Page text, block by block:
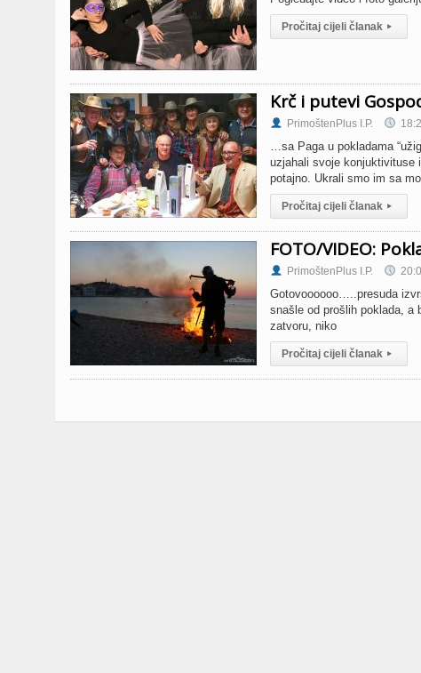
Pročitaj cijeli članak ▸
Krč i putevi
PrimoštenPlus I.P.
…sa Paga u pokladama
uzjahali svoje konjuktivituse
potajno. Ukrali smo im sa
Pročitaj cijeli članak ▸
FOTO/VIDEO:
PrimoštenPlus I.P.
Gotovoooooo…..presuda
snašle od prošlih poklada, a
zatvoru, niko
Pročitaj cijeli članak ▸